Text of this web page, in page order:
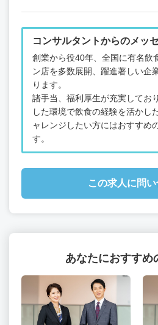
コンサルタントからのメッ
創業から役40年、全国に有名飲
ン店を多数展開、躍進著しい企
ります。
諸手当、福利厚生が充実してお
した環境で飲食の経験を活かし
ャレンジしたい方にはおすすめ
す。
この求人に問
あなたにおすすめ